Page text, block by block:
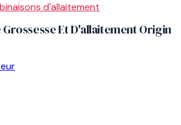
d'allaitement
Et D'allaitement Origin